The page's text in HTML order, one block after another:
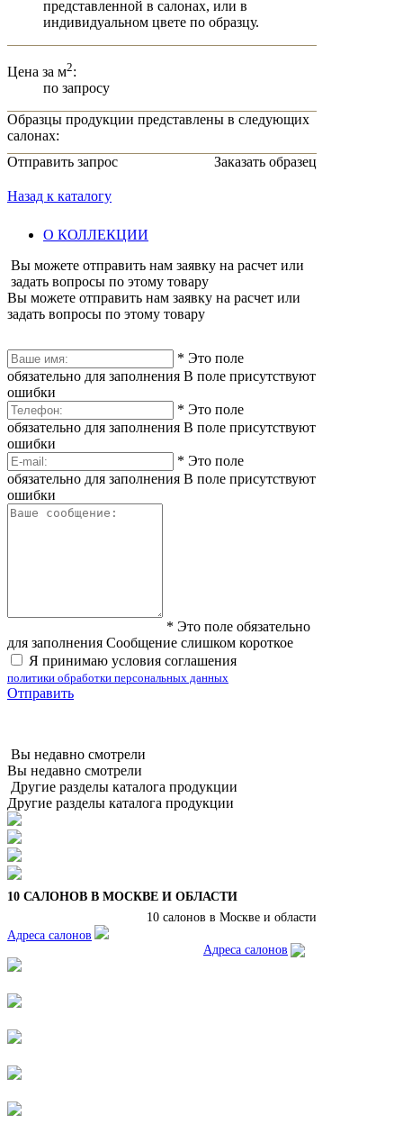
представленной в салонах, или в
индивидуальном цвете по образцу.
Цена за м2:
по запросу
Образцы продукции представлены в следующих
салонах:
Отправить запрос
Заказать образец
Назад к каталогу
О КОЛЛЕКЦИИ
Вы можете отправить нам заявку на расчет или
задать вопросы по этому товару
Вы можете отправить нам заявку на расчет или
задать вопросы по этому товару
* Это поле
обязательно для заполнения В поле присутствуют
ошибки
* Это поле
обязательно для заполнения В поле присутствуют
ошибки
* Это поле
обязательно для заполнения В поле присутствуют
ошибки
* Это поле обязательно
для заполнения Сообщение слишком короткое
Я принимаю условия соглашения
политики обработки персональных данных
Отправить
Вы недавно смотрели
Вы недавно смотрели
Другие разделы каталога продукции
Другие разделы каталога продукции
10 САЛОНОВ В МОСКВЕ И ОБЛАСТИ
10 салонов в Москве и области
Адреса салонов
Адреса салонов